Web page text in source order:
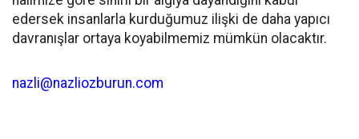
edersek insanlarla kurduğumuz ilişki de daha yapıcı
davranışlar ortaya koyabilmemiz mümkün olacaktır.
nazli@nazliozburun.com